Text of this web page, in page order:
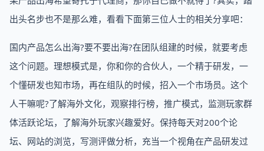
出头名步也不是那么难，看看下面第三位人士的相关分享吧：
国内产品怎么出海?要不要出海?在团队组建的时候，就要考虑
这个问题。理想模式是，你和你的合伙人，一个精于研发，一
个懂研发也知市场，再在组队的时候，招入一个市场员。这个
人干嘛呢?了解海外文化，观察排行榜，推广模式，监测玩家群
体活跃论坛，了解海外玩家兴趣爱好。保持每天对200个论
坛、网站的浏览，写测评做分析，充当一个视角在产品研发过